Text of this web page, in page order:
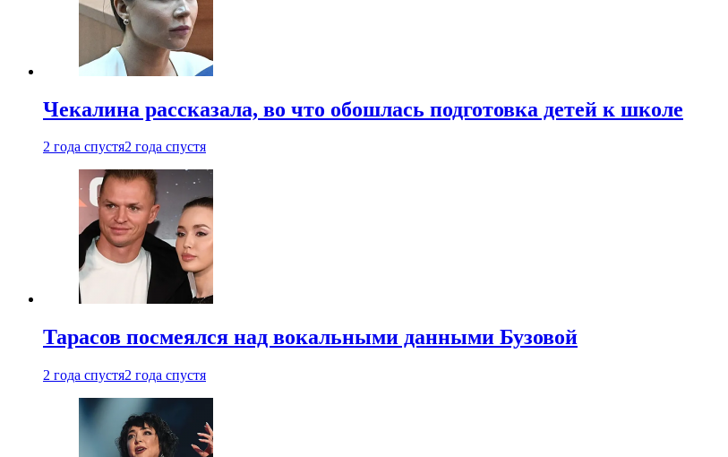
Чекалина рассказала, во что обошлась подготовка детей к школе
2 года спустя2 года спустя
Тарасов посмеялся над вокальными данными Бузовой
2 года спустя2 года спустя